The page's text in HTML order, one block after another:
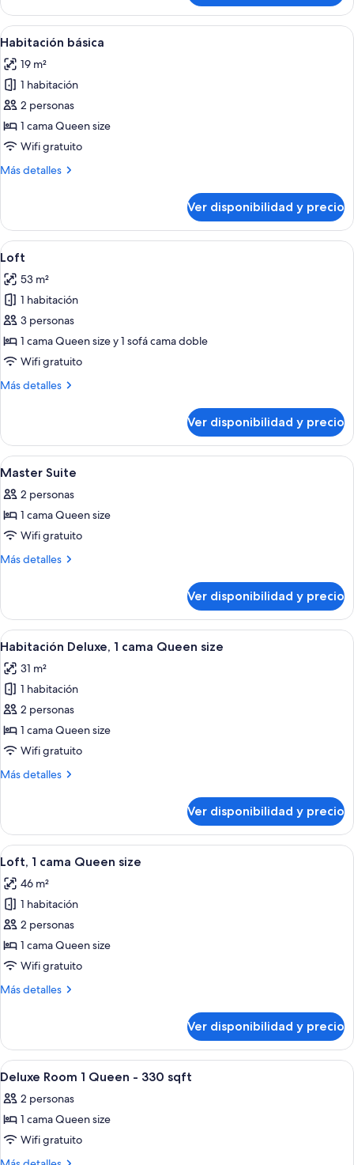
(Run
Of
House)
Ver
todas
las
fotos
de
Habitación
básica
Habitación de hotel con cama,
4
Habitación básica
19 m²
1 habitación
2 personas
1 cama Queen size
Wifi gratuito
Más detalles
Más
básica
Ver disponibilidad y precio
Ver
todas
las
fotos
de
Loft
Vista de un edificio con varios
2
Loft
53 m²
1 habitación
3 personas
1 cama Queen size y 1 sofá cama doble
Wifi gratuito
Más detalles
Más
Ver disponibilidad y precio
Ver
todas
las
fotos
de
Master
Una habitación de hotel con una
2
Master Suite
2 personas
1 cama Queen size
Wifi gratuito
Más detalles
Más
Suite
Ver disponibilidad y precio
Ver
todas
las
fotos
de
Habitación
Deluxe,
cama
Un dormitorio con una cama, dos
6
Habitación Deluxe, 1 cama Queen size
31 m²
1 habitación
2 personas
1 cama Queen size
Wifi gratuito
Más detalles
Más
Deluxe,
cama
size
Ver disponibilidad y precio
Ver
todas
las
fotos
de
Loft,
1
Queen
Televisión LCD 42 pulgadas con
4
Loft, 1 cama Queen size
46 m²
1 habitación
2 personas
1 cama Queen size
Wifi gratuito
Más detalles
Más
1
cama
Queen
Ver disponibilidad y precio
Ver
todas
las
fotos
de
Deluxe
Ropa de cama hipoalergénica y
1
Deluxe Room 1 Queen - 330 sqft
2 personas
1 cama Queen size
Wifi gratuito